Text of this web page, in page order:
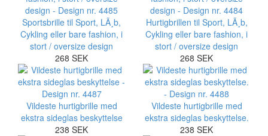
Sportsbrille til Sport, LÃ¸b,
Cykling eller bare fashion, i
stort / oversize design
268 SEK
Hurtigbrillen til Sport, LÃ¸b,
Cykling eller bare fashion, i
stort / oversize design
268 SEK
Vildeste hurtigbrille med
ekstra sideglas beskyttelse
238 SEK
Vildeste hurtigbrille med
ekstra sideglas beskyttelse.
238 SEK